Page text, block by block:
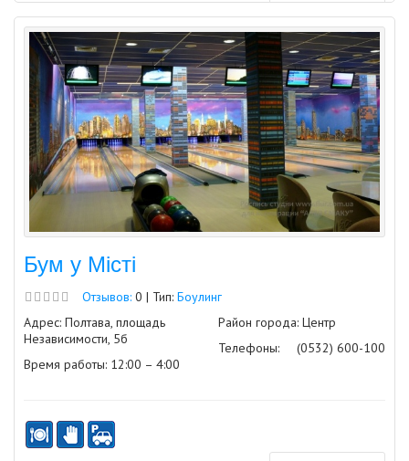
Бум у Місті
Отзывов: 0 | Тип: Боулинг
Адрес: Полтава, площадь
Независимости, 5б
Время работы: 12:00 – 4:00
Район города: Центр
Телефоны:
(0532) 600-100